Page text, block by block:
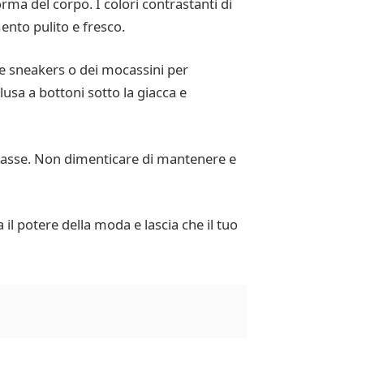
pulito e fresco.
sneakers o dei mocassini per
a bottoni sotto la giacca e
Non dimenticare di mantenere e
potere della moda e lascia che il tuo